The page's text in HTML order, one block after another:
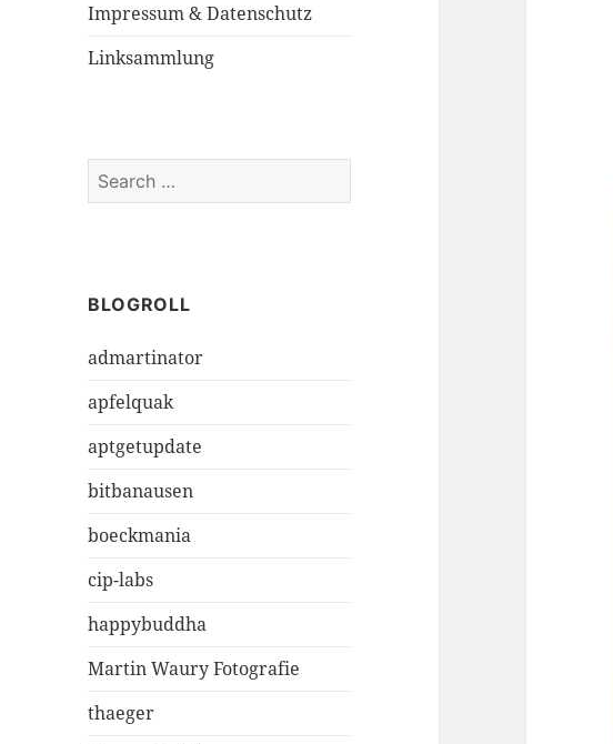
Impressum & Datenschutz
Linksammlung
e
h
o
:
BLOGROLL
admartinator
apfelquak
aptgetupdate
bitbanausen
boeckmania
cip-labs
happybuddha
Martin Waury Fotografie
thaeger